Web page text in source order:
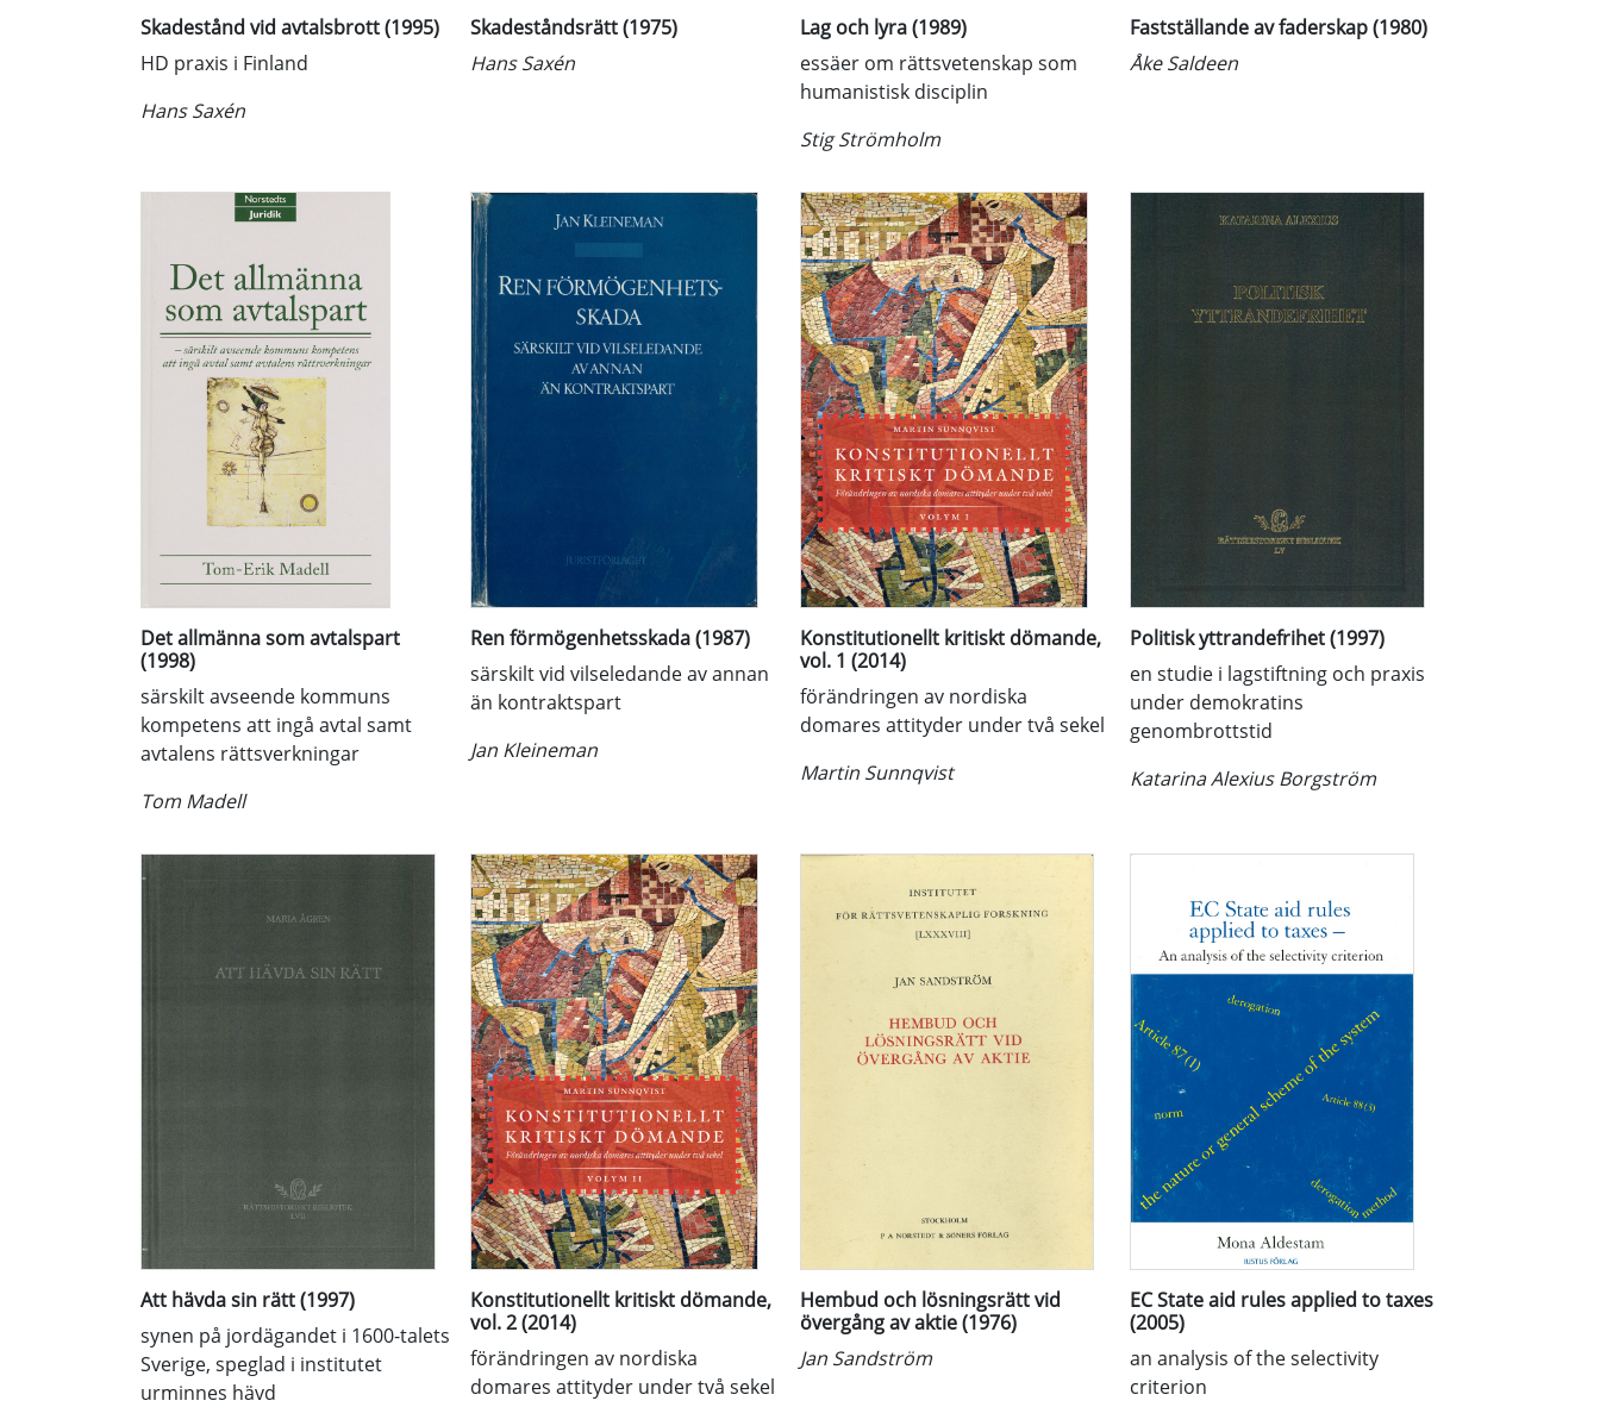
Skadestånd vid avtalsbrott (1995)
HD praxis i Finland
Hans Saxén
Skadeståndsrätt (1975)
Hans Saxén
Lag och lyra (1989)
essäer om rättsvetenskap som
humanistisk disciplin
Stig Strömholm
Fastställande av faderskap (1980)
Åke Saldeen
Det allmänna som avtalspart
(1998)
särskilt avseende kommuns
kompetens att ingå avtal samt
avtalens rättsverkningar
Tom Madell
Ren förmögenhetsskada (1987)
särskilt vid vilseledande av annan
än kontraktspart
Jan Kleineman
Konstitutionellt kritiskt dömande,
vol. 1 (2014)
förändringen av nordiska
domares attityder under två sekel
Martin Sunnqvist
Politisk yttrandefrihet (1997)
en studie i lagstiftning och praxis
under demokratins
genombrottstid
Katarina Alexius Borgström
Att hävda sin rätt (1997)
synen på jordägandet i 1600-talets
Sverige, speglad i institutet
urminnes hävd
Konstitutionellt kritiskt dömande,
vol. 2 (2014)
förändringen av nordiska
domares attityder under två sekel
Hembud och lösningsrätt vid
övergång av aktie (1976)
Jan Sandström
EC State aid rules applied to taxes
(2005)
an analysis of the selectivity
criterion